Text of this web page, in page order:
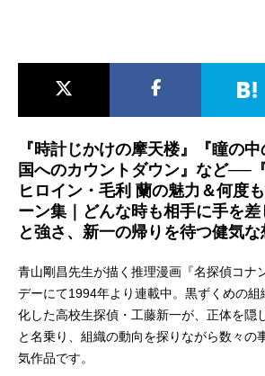
『時計じかけの摩天楼』『瞳の
国へのカウントダウン』など──
ヒロイン・毛利 蘭の魅力＆何度
ーン集｜どんな時も相手に手を差
と強さ、新一の帰りを待つ健気な
青山剛昌先生が描く推理漫画『名探偵コナ
デーにて1994年より連載中。黒ずくめの
化した高校生探偵・工藤新一が、正体を隠
と名乗り、組織の動向を探りながら数々の
気作品です。